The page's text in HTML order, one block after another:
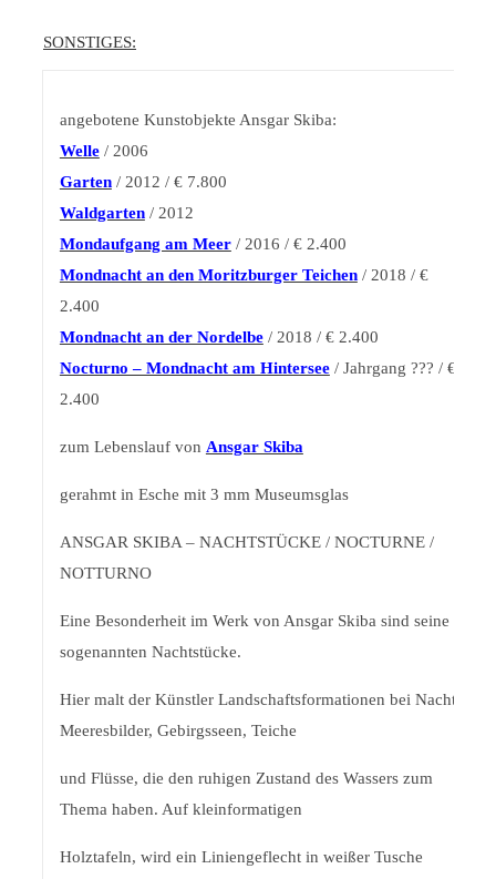
SONSTIGES:
angebotene Kunstobjekte Ansgar Skiba:
Welle/ 2006
Garten/ 2012 / € 7.800
Waldgarten/ 2012
Mondaufgang am Meer/ 2016 / € 2.400
Mondnacht an den Moritzburger Teichen/ 2018 / €
2.400
Mondnacht an der Nordelbe/ 2018 / € 2.400
Nocturno – Mondnacht am Hintersee/ Jahrgang ??? / €
2.400
zum Lebenslauf von Ansgar Skiba
gerahmt in Esche mit 3 mm Museumsglas
ANSGAR SKIBA – NACHTSTÜCKE / NOCTURNE /
NOTTURNO
Eine Besonderheit im Werk von Ansgar Skiba sind seine
sogenannten Nachtstücke.
Hier malt der Künstler Landschaftsformationen bei Nacht:
Meeresbilder, Gebirgsseen, Teiche
und Flüsse, die den ruhigen Zustand des Wassers zum
Thema haben. Auf kleinformatigen
Holztafeln, wird ein Liniengeflecht in weißer Tusche